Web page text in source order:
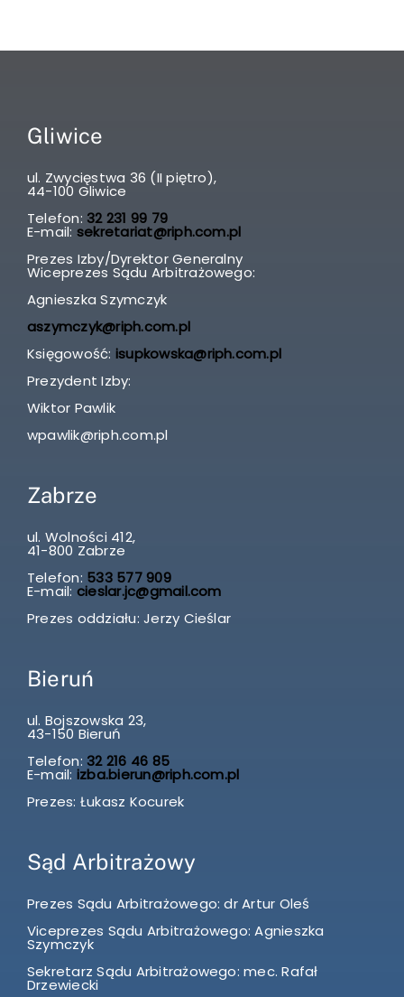
Gliwice
ul. Zwycięstwa 36 (II piętro),
44-100 Gliwice
Telefon: 32 231 99 79
E-mail: sekretariat@riph.com.pl
Prezes Izby/Dyrektor Generalny
Wiceprezes Sądu Arbitrażowego:
Agnieszka Szymczyk
aszymczyk@riph.com.pl
Księgowość: isupkowska@riph.com.pl
Prezydent Izby:
Wiktor Pawlik
wpawlik@riph.com.pl
Zabrze
ul. Wolności 412,
41-800 Zabrze
Telefon: 533 577 909
E-mail: cieslar.jc@gmail.com
Prezes oddziału: Jerzy Cieślar
Bieruń
ul. Bojszowska 23,
43-150 Bieruń
Telefon: 32 216 46 85
E-mail: izba.bierun@riph.com.pl
Prezes: Łukasz Kocurek
Sąd Arbitrażowy
Prezes Sądu Arbitrażowego: dr Artur Oleś
Viceprezes Sądu Arbitrażowego: Agnieszka
Szymczyk
Sekretarz Sądu Arbitrażowego: mec. Rafał
Drzewiecki